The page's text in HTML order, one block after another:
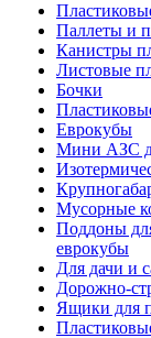
Паллеты и
Канистры
Листовые
Бочки
Еврокубы
Мини АЗС
Мусорные
Поддоны
еврокубы
Для дачи и
Дорожно-
Ящики для